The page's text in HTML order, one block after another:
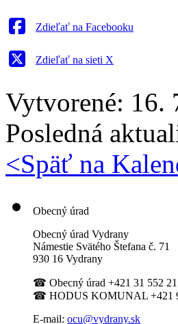
Zdieľať na Facebooku
Zdieľať na sieti X
Vytvorené: 16.
Posledná
<Späť na
Obecný úrad
Obecný úrad Vydrany
Námestie Svätého Štefana č. 71
930 16 Vydrany
☎ Obecný úrad +421 31 552
☎ HODUS KOMUNAL +421
E-mail: ocu@vydrany.sk